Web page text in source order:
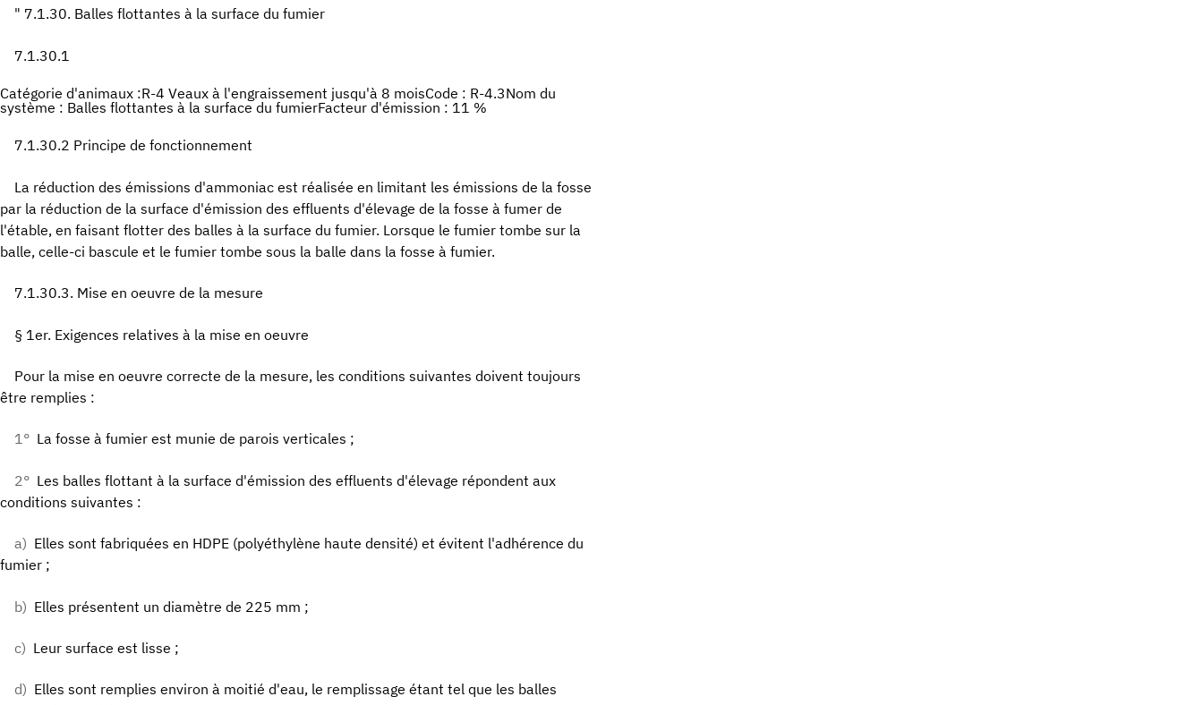
" 7.1.30. Balles flottantes à la surface du fumier
7.1.30.1
Catégorie d'animaux :R-4 Veaux à l'engraissement jusqu'à 8 moisCode : R-4.3Nom du
système : Balles flottantes à la surface du fumierFacteur d'émission : 11 %
7.1.30.2 Principe de fonctionnement
La réduction des émissions d'ammoniac est réalisée en limitant les émissions de la fosse
par la réduction de la surface d'émission des effluents d'élevage de la fosse à fumer de
l'étable, en faisant flotter des balles à la surface du fumier. Lorsque le fumier tombe sur la
balle, celle-ci bascule et le fumier tombe sous la balle dans la fosse à fumier.
7.1.30.3. Mise en oeuvre de la mesure
§ 1er. Exigences relatives à la mise en oeuvre
Pour la mise en oeuvre correcte de la mesure, les conditions suivantes doivent toujours
être remplies :
1° La fosse à fumier est munie de parois verticales ;
2° Les balles flottant à la surface d'émission des effluents d'élevage répondent aux
conditions suivantes :
a) Elles sont fabriquées en HDPE (polyéthylène haute densité) et évitent l'adhérence du
fumier ;
b) Elles présentent un diamètre de 225 mm ;
c) Leur surface est lisse ;
d) Elles sont remplies environ à moitié d'eau, le remplissage étant tel que les balles